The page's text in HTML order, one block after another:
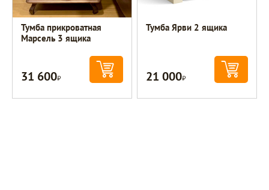
Тумба прикроватная
Марсель 3 ящика
31 600Р
Тумба Ярви 2 ящика
21 000Р